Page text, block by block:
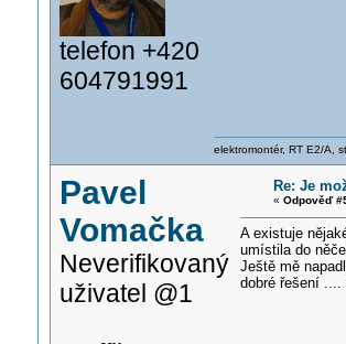
telefon +420
604791991
elektromontér, RT E2/A,
Pavel
Vomačka
Neverifikovaný
uživatel @1
Re: Je
« Odpověď
A existuje
umístila do
Ještě mě
dobré řešení